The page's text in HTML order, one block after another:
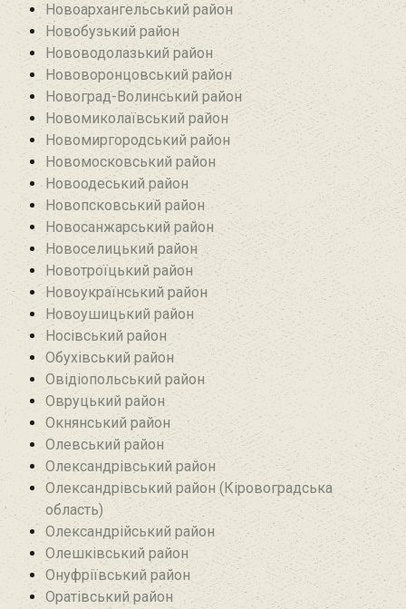
Новоархангельський район
Новобузький район‎
Нововодолазький район
Нововоронцовський район‎
Новоград-Волинський район
Новомиколаївський район‎
Новомиргородський район
Новомосковський район
Новоодеський район‎
Новопсковський район‎
Новосанжарський район
Новоселицький район
Новотроїцький район
Новоукраїнський район
Новоушицький район
Носівський район
Обухівський район
Овідіопольський район‎
Овруцький район‎
Окнянський район
Олевський район‎
Олександрівський район
Олександрівський район (Кіровоградська
область)
Олександрійський район
Олешківський район
Онуфріївський район‎
Оратівський район